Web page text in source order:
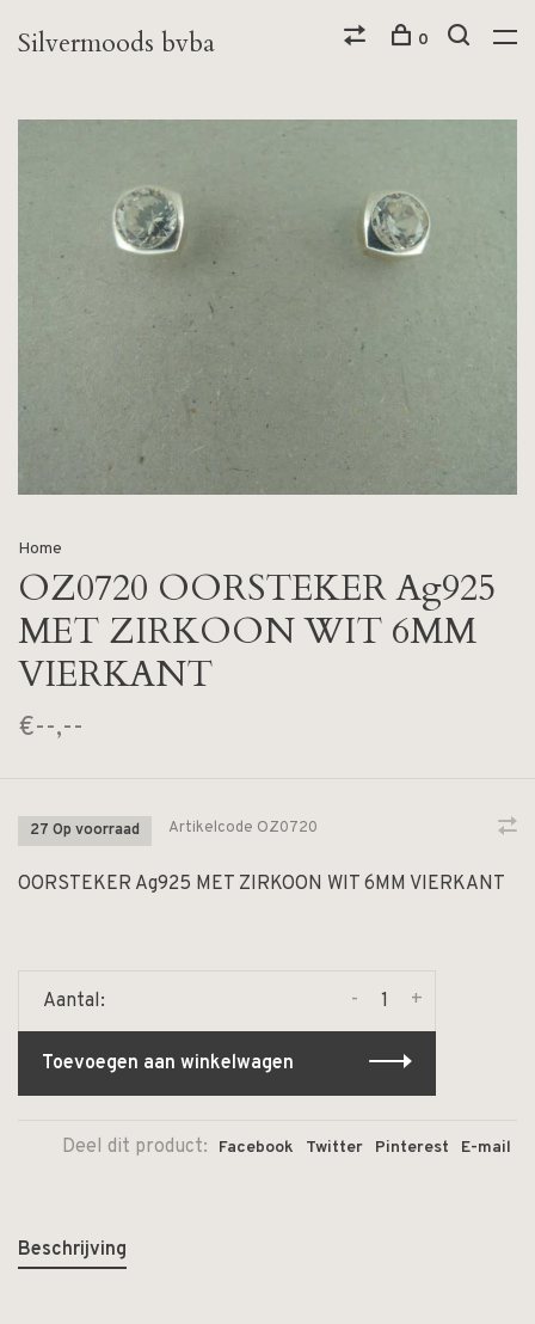
Silvermoods bvba 0
Home
OZ0720 OORSTEKER Ag925
MET ZIRKOON WIT 6MM
VIERKANT
€--,--
27 Op voorraad Artikelcode OZ0720
OORSTEKER Ag925 MET ZIRKOON WIT 6MM VIERKANT
Aantal: +
-
Toevoegen aan winkelwagen
Deel dit product: Facebook Twitter Pinterest E-mail
Beschrijving